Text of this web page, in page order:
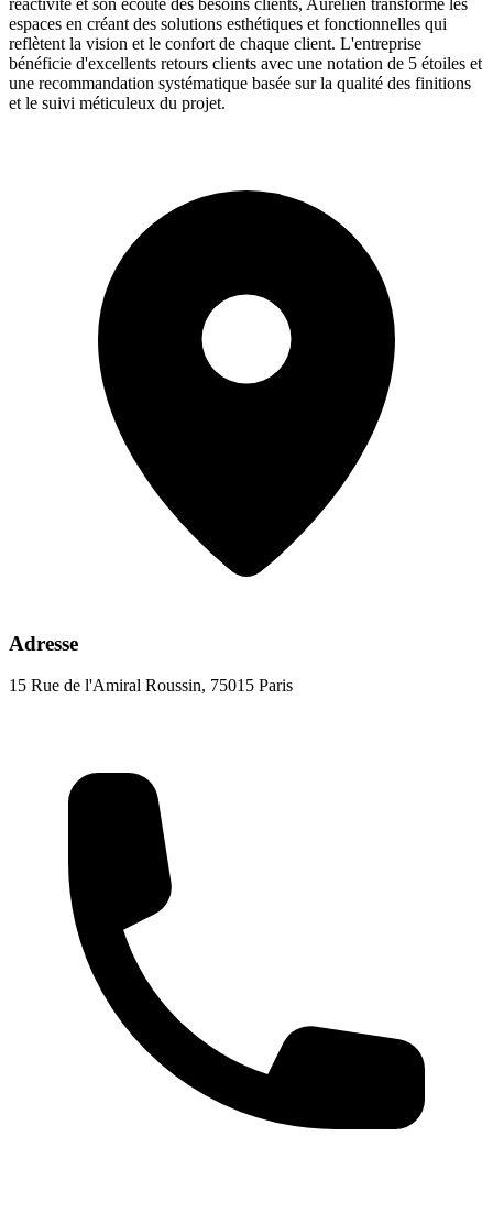
espaces en créant des solutions esthétiques et fonctionnelles qui
reflètent la vision et le confort de chaque client. L'entreprise
bénéficie d'excellents retours clients avec une notation de 5 étoiles et
une recommandation systématique basée sur la qualité des finitions
et le suivi méticuleux du projet.
Adresse
15 Rue de l'Amiral Roussin, 75015 Paris